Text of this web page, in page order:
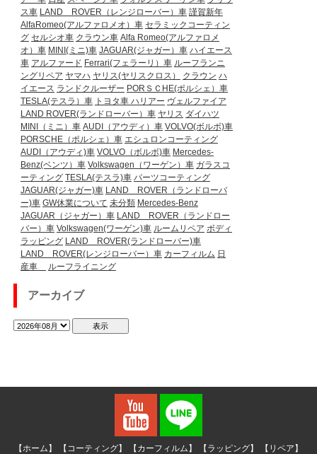
ス車 LAND ROVER（レンジローバー）車 謹賀新年
AlfaRomeo(アルファロメオ）車 セラミックコーティン
グ セルシオ車 クラウン車 Alfa Romeo(アルファロメ
オ）車 MINI(ミニ)車 JAGUAR(ジャガー）車 ハイエース
車 アルファード Ferrari(フェラーリ）車 ルーフランニ
ングリペア ヤマハ ヤリス(ヤリスクロス） クラウン ハ
イエース ランドクルーザー PORＳＣHE(ポルシェ）車
TESLA(テスラ）車 トヨタ車 ハリアー ヴェルファイア
LAND ROVER(ランドローバー）車 ヤリス ダイハツ
MINI（ミニ）車 AUDI（アウディ）車 VOLVO(ボルボ)車
PORSCHE（ポルシェ）車 エシュロンコーティング
AUDI（アウディ)車 VOLVO（ボルボ)車 Mercedes-
Benz(ベンツ）車 Volkswagen（ワーゲン）車 ガラスコ
ーティング TESLA(テスラ)車 パーツコーティング
JAGUAR(ジャガー)車 LAND ROVER（ランドローバ
ー)車 GW休業について 未分類 Mercedes-Benz
JAGUAR（ジャガー）車 LAND ROVER（ランドロー
バー）車 Volkswagen(ワーゲン)車 ルームリペア ボディ
ラッピング LAND ROVER(ランドローバー)車
LAND ROVER(レンジローバー）車 カーフィルム 日
産車
ルーフライニング
アーカイブ
【ホーム】 【コーティング】 【カーフィルム】 【ラッピング】 【リペア】